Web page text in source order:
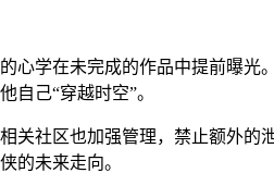
心学在未完成的作品中提前曝
自己“穿越时空”。
关社区也加强管理，禁止额外的
的未来走向。